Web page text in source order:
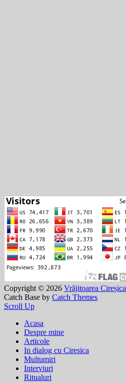
Copyright © 2026 Vrăjitoarea Cireșica
Catch Base by Catch Themes
Scroll Up
Acasa
Despre mine
Articole
In dialog cu Ciresica
Multumiri
Interviuri
Ritualuri